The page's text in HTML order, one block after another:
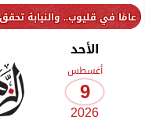
الأحد
أغسطس
9
2026